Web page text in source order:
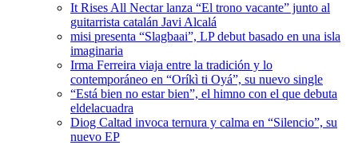
It Rises All Nectar lanza “El trono vacante” junto al
guitarrista catalán Javi Alcalá
misi presenta “Slagbaai”, LP debut basado en una isla
imaginaria
Irma Ferreira viaja entre la tradición y lo
contemporáneo en “Oríkì ti Oyá”, su nuevo single
“Está bien no estar bien”, el himno con el que debuta
eldelacuadra
Diog Caltad invoca ternura y calma en “Silencio”, su
nuevo EP